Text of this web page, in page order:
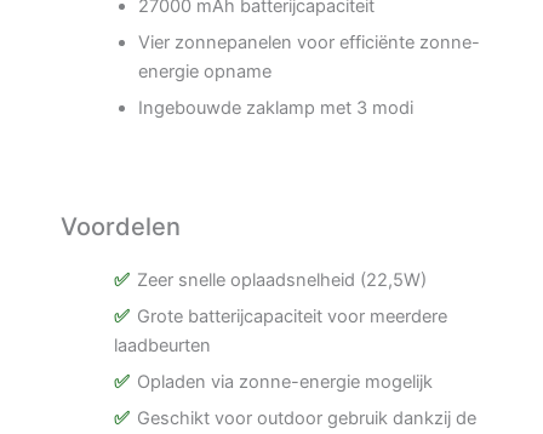
27000 mAh batterijcapaciteit
Vier zonnepanelen voor efficiënte zonne-
energie opname
Ingebouwde zaklamp met 3 modi
Voordelen
Zeer snelle oplaadsnelheid (22,5W)
Grote batterijcapaciteit voor meerdere
laadbeurten
Opladen via zonne-energie mogelijk
Geschikt voor outdoor gebruik dankzij de